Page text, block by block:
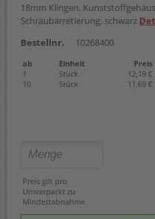
18mm Klingen,
Schraubarretierung, schwarz
Bestellnr.
10268400
ab Einheit
Preis
1
Stück
12,19 €
10
Stück 11,69 €
Preis gilt pro
Umverpackt zu
Mindestabnahme